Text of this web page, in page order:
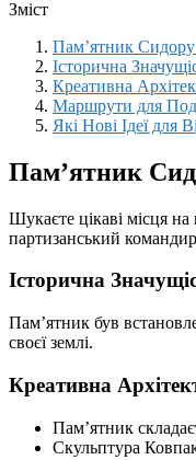
Зміст
Пам’ятник
Історична
Креативна
Маршрути для
Які Нові Ідеї для
Пам’ятник
Шукаєте цікаві місця
партизанський командир,
Історична
Пам’ятник був
своєї землі.
Креативна
Пам’ятник
Скульптура